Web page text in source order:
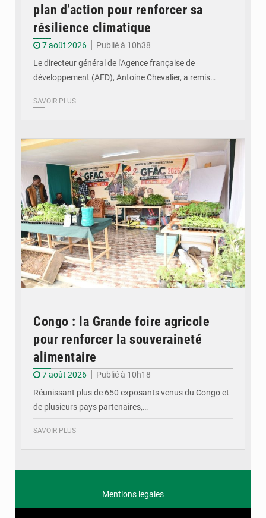
plan d’action pour renforcer sa
résilience climatique
7 août 2026
Publié à 10h38
Le directeur général de l'Agence française de
développement (AFD), Antoine Chevalier, a remis…
SAVOIR PLUS
Congo : la Grande foire agricole
pour renforcer la souveraineté
alimentaire
7 août 2026
Publié à 10h18
Réunissant plus de 650 exposants venus du Congo et
de plusieurs pays partenaires,…
SAVOIR PLUS
Mentions legales